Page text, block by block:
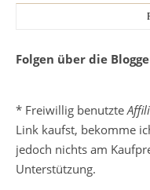
Folgen über die
* Freiwillig benutzte
Link kaufst, bekomme
jedoch nichts am
Unterstützung.